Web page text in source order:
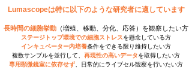
Lumascopeは特に以下のような研究者に適しています
​​長時間の細胞挙動 （増殖、移動、分化、応答）を観察したい方
ステージトップ環境での細胞ストレスを懸念している方
インキュベーター内培養条件をできる限り維持したい方
複数サンプルを並行して、 再現性の高いデータを取得したい方
専用顕微鏡室に依存せず 、日常的にライブセル観察を行いたい方